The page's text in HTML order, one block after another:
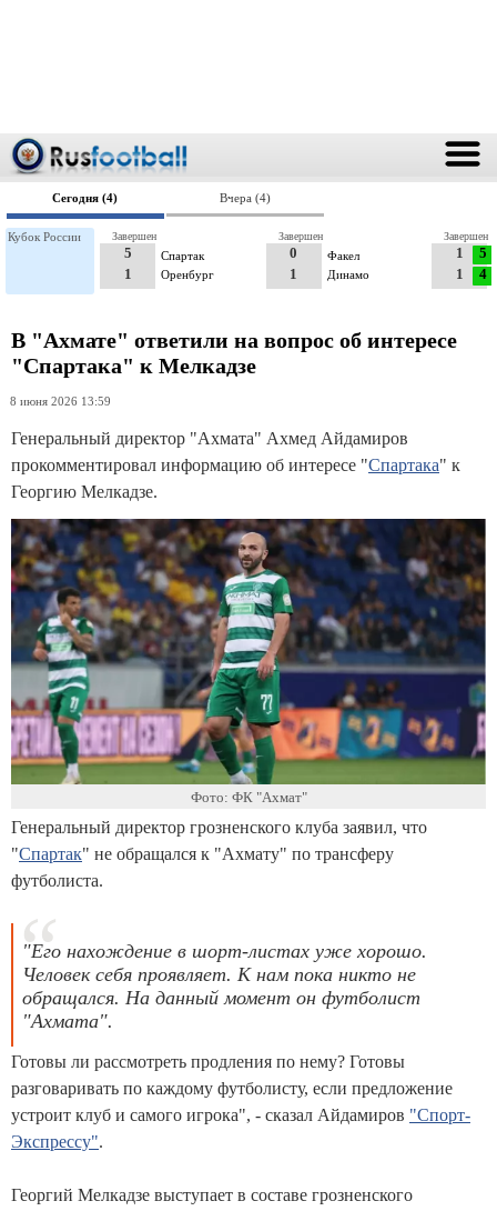
Сегодня (4) Вчера (4)
Кубок России
Спартак
5
1
Оренбург
Завершен
Факел
0
1
Динамо
Завершен
1
1
5
4
Завершен
В "Ахмате" ответили на вопрос об интересе
"Спартака" к Мелкадзе
8 июня 2026 13:59
Генеральный директор "Ахмата" Ахмед Айдамиров
прокомментировал информацию об интересе "Спартака" к
Георгию Мелкадзе.
Фото: ФК "Ахмат"
Генеральный директор грозненского клуба заявил, что
"Спартак" не обращался к "Ахмату" по трансферу
футболиста.
"Его нахождение в шорт-листах уже хорошо.
Человек себя проявляет. К нам пока никто не
обращался. На данный момент он футболист
"Ахмата".
Готовы ли рассмотреть продления по нему? Готовы
разговаривать по каждому футболисту, если предложение
устроит клуб и самого игрока", - сказал Айдамиров "Спорт-
Экспрессу".
Георгий Мелкадзе выступает в составе грозненского